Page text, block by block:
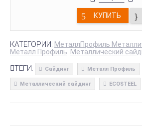
КУПИТЬ
КАТЕГОРИИ: МеталлПрофиль
Металл Профиль Металлический
ТЕГИ: Сайдинг Металл Профиль
Металлический сайдинг ECOSTEEL